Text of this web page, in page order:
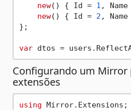
new() { Id = 1 ,
new() { Id = 2 ,
};
var
Configurando um Mirror
extensões
using Mirror.Extensions;